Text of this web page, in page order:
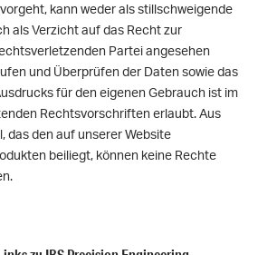
kann weder als stillschweigende
als Verzicht auf das Recht zur
Partei angesehen
und Überprüfen der Daten sowie das
für den eigenen Gebrauch ist im
Rechtsvorschriften erlaubt. Aus
das den auf unserer Website
beiliegt, können keine Rechte